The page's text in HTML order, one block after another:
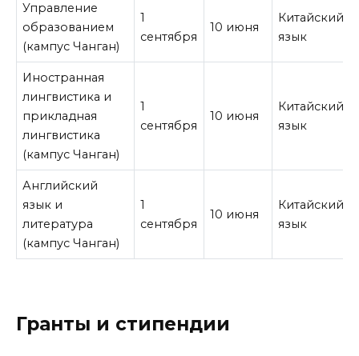
Управление
образованием
(кампус Чанган)
1
сентября
10 июня
Китайский
язык
Иностранная
лингвистика и
прикладная
лингвистика
(кампус Чанган)
1
сентября
10 июня
Китайский
язык
Английский
язык и
литература
(кампус Чанган)
1
сентября
10 июня
Китайский
язык
Гранты и стипендии